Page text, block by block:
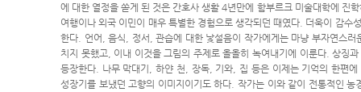
에 대한 열정을 쏟게 된 것은 간호사 생활 4년만에 함부르크 미술대학에 진
여행이나 외국 이민이 매우 특별한 경험으로 생각되던 때였다. 더욱이 감수
한다. 언어, 음식, 정서, 관습에 대한 낯설음이 작가에게는 마냥 부자연스
치지 못했고, 이내 이것을 그림의 주제로 올올히 녹여내기에 이룬다. 상징
등장한다. 나무 막대기, 하얀 천, 장독, 기와, 집 등은 이제는 기억의 한편
성장기를 보냈던 고향의 이미지이기도 하다. 작가는 이와 같이 전통적인